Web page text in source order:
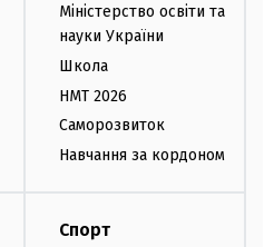
Міністерство освіти та
науки України
Школа
НМТ 2026
Саморозвиток
Навчання за кордоном
Спорт